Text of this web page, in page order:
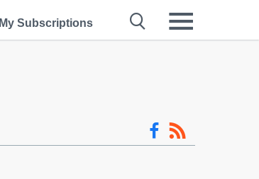
My Subscriptions